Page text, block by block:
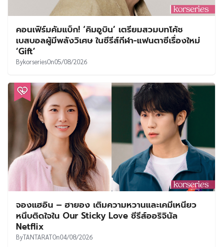
คอนเฟิร์มคัมแบ็ก! ‘คิมอูบิน’ เตรียมสวมบทโค้ช
เบสบอลผู้มีพลังวิเศษ ในซีรีส์กีฬา-แฟนตาซีเรื่องใหม่
‘Gift’
BykorseriesOn05/08/2026
จองแฮอิน – ฮายอง เติมความหวานและเคมีเหนียว
หนึบติดใจใน Our Sticky Love ซีรีส์ออริจินัล
Netflix
ByTANTARATOn04/08/2026